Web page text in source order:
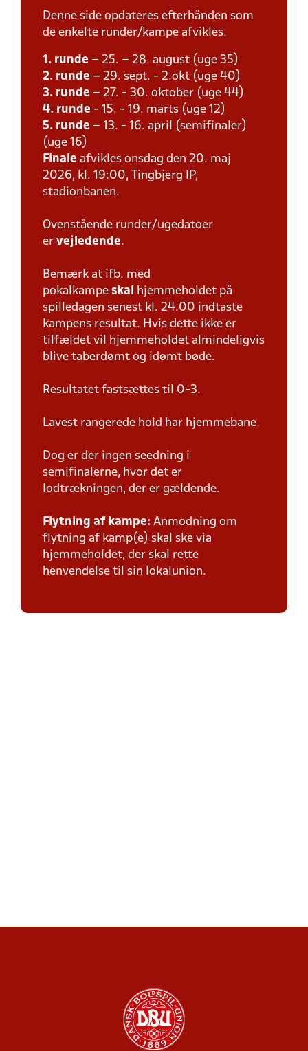
Denne side opdateres efterhånden som
de enkelte runder/kampe afvikles.
1. runde – 25. – 28. august (uge 35)
2. runde – 29. sept. - 2.okt (uge 40)
3. runde – 27. - 30. oktober (uge 44)
4. runde - 15. - 19. marts (uge 12)
5. runde – 13. - 16. april (semifinaler)
(uge 16)
Finale afvikles onsdag den 20. maj
2026, kl. 19:00, Tingbjerg IP,
stadionbanen.
Ovenstående runder/ugedatoer
er vejledende.
Bemærk at ifb. med
pokalkampe skal
hjemmeholdet på
spilledagen senest kl. 24.00 indtaste
kampens resultat. Hvis dette ikke er
tilfældet vil hjemmeholdet almindeligvis
blive taberdømt og idømt bøde.
Resultatet fastsættes til 0-3.
Lavest rangerede hold har hjemmebane.
Dog er der ingen seedning i
semifinalerne, hvor det er
lodtrækningen, der er gældende.
Flytning af kampe: Anmodning om
flytning af kamp(e) skal ske via
hjemmeholdet, der skal rette
henvendelse til sin lokalunion.